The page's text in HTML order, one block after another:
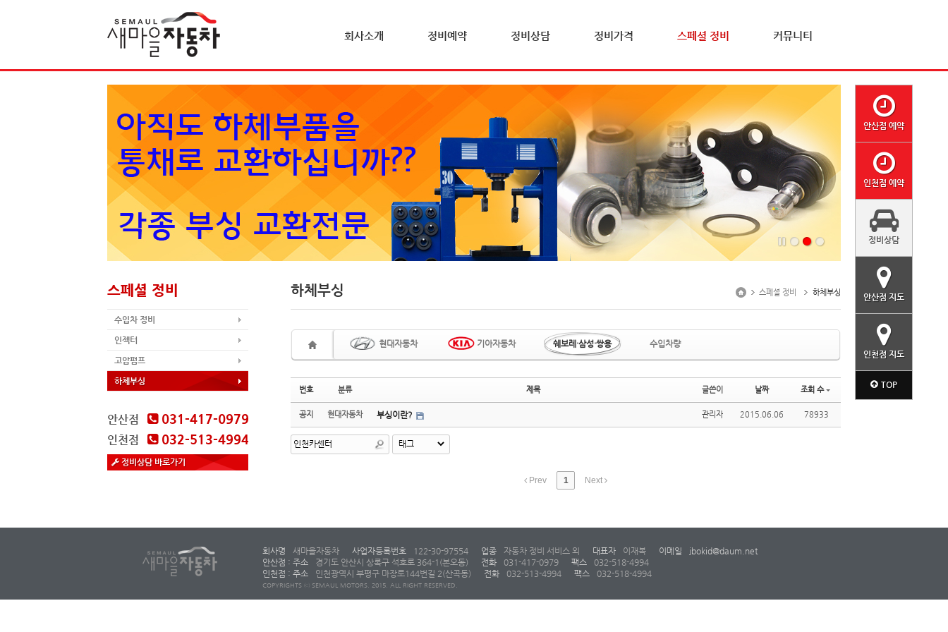
회사소개 정비예약 정비상담 정비가격 스페셜 정비 커뮤니티
스페셜 정비
수입차 정비
인젝터
고압펌프
하체부싱
안산점 031-417-0979
인천점 032-513-4994
정비상담 바로가기
하체부싱 스페셜 정비 하체부싱
현대자동차 기아자동차 쉐보레·삼성·쌍용 수입차량
번호 분류 제목 글쓴이 날짜 조회 수
공지 현대자동차 부싱이란? 관리자 2015.06.06 78933
Prev 1 Next
안산점 예약
인천점 예약
정비상담
안산점 지도
인천점 지도
TOP
회사명 새마을자동차 사업자등록번호 122-30-97554 업종 자동차 정비 서비스 외 대표자 이재복 이메일
jbokid@daum.net
안산점 : 주소
경기도 안산시 상록구 석호로 364-1(본오동) 전화 031-417-0979 팩스
032-518-4994
인천점 : 주소
인천광역시 부평구 마장로144번길 2(산곡동) 전화 032-513-4994 팩스 032-518-4994
COPYRIGHTS ⓒ SEMAUL MOTORS. 2015. ALL RIGHT RESERVED.